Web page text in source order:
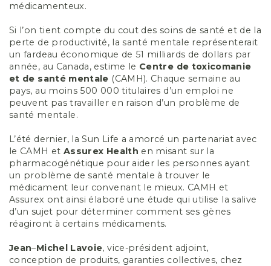
médicamenteux.
Si l’on tient compte du cout des soins de santé et de la
perte de productivité, la santé mentale représenterait
un fardeau économique de 51 milliards de dollars par
année, au Canada, estime le Centre de toxicomanie
et de santé mentale (CAMH). Chaque semaine au
pays, au moins 500 000 titulaires d’un emploi ne
peuvent pas travailler en raison d’un problème de
santé mentale.
L’été dernier, la Sun Life a amorcé un partenariat avec
le CAMH et Assurex Health en misant sur la
pharmacogénétique pour aider les personnes ayant
un problème de santé mentale à trouver le
médicament leur convenant le mieux. CAMH et
Assurex ont ainsi élaboré une étude qui utilise la salive
d’un sujet pour déterminer comment ses gènes
réagiront à certains médicaments.
Jean–Michel Lavoie, vice-président adjoint,
conception de produits, garanties collectives, chez